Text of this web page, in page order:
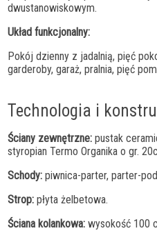
dwustanowiskowym.
Układ funkcjonalny:
Pokój dzienny z jadalnią, pięć
garderoby, garaż, pralnia, pięć
Technologia i
Ściany zewnętrzne:pustak
styropian Termo Organika o gr.
Schody:piwnica-parter, parter-
Strop:płyta żelbetowa.
Ściana kolankowa:wysokość 100